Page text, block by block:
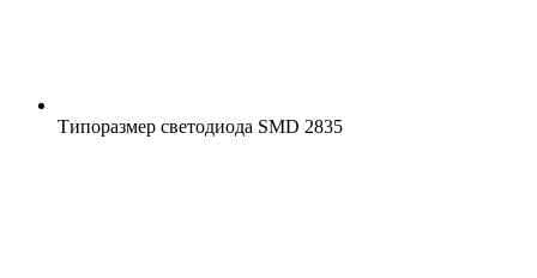
Типоразмер светодиода SMD 2835